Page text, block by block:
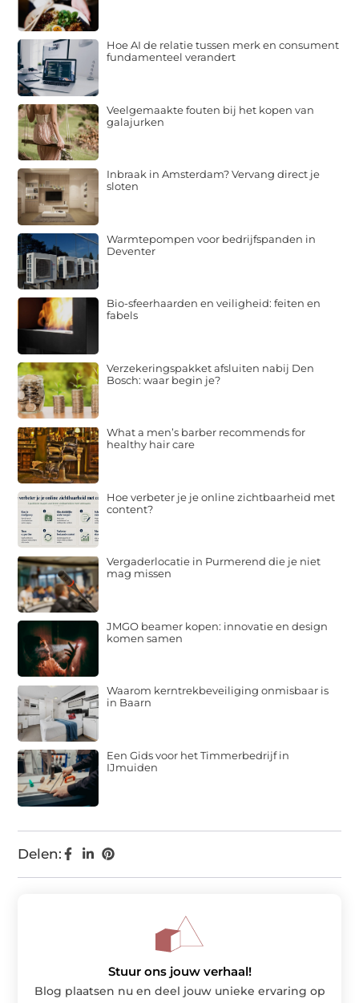
Delen:
Hoe AI de relatie tussen merk en consument
fundamenteel verandert
Veelgemaakte fouten bij het kopen van
galajurken
Inbraak in Amsterdam? Vervang direct je
sloten
Warmtepompen voor bedrijfspanden in
Deventer
Bio-sfeerhaarden en veiligheid: feiten en
fabels
Verzekeringspakket afsluiten nabij Den
Bosch: waar begin je?
What a men’s barber recommends for
healthy hair care
Hoe verbeter je je online zichtbaarheid met
content?
Vergaderlocatie in Purmerend die je niet
mag missen
JMGO beamer kopen: innovatie en design
komen samen
Waarom kerntrekbeveiliging onmisbaar is
in Baarn
Een Gids voor het Timmerbedrijf in
IJmuiden
Stuur ons jouw verhaal!
Blog plaatsen nu en deel jouw unieke ervaring op